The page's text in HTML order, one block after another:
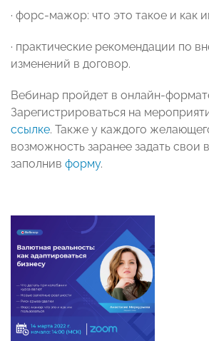
· форс-мажор: что это такое и как
· практические рекомендации по
изменений в договор.
Вебинар пройдет в онлайн-
Зарегистрироваться на
ссылке. Также у каждого
возможность заранее задать свои
заполнив форму.